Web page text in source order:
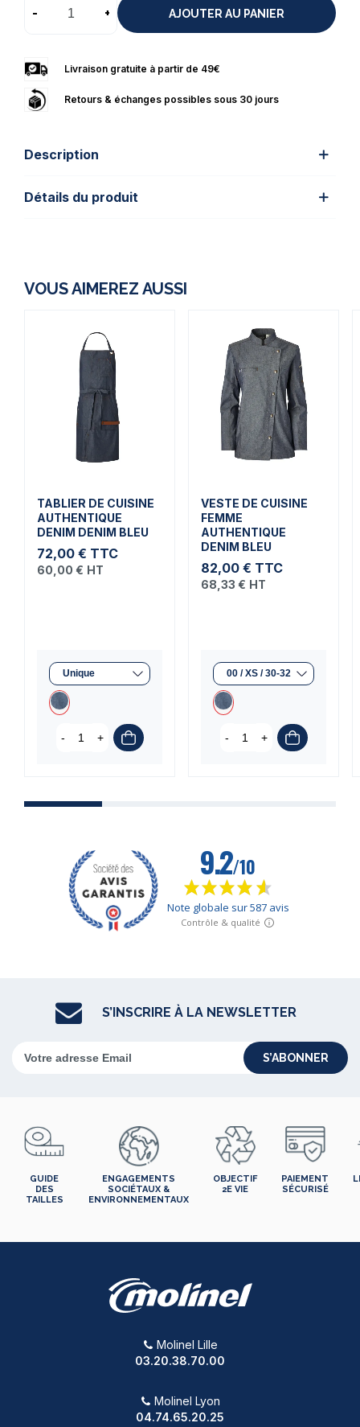
- + AJOUTER AU PANIER
Livraison gratuite à partir de 49€
Retours & échanges possibles sous 30 jours
Description
Détails du produit
VOUS AIMEREZ AUSSI
TABLIER DE CUISINE
AUTHENTIQUE
DENIM DENIM BLEU
72,00 € TTC
60,00 € HT
- +
VESTE DE CUISINE
FEMME
AUTHENTIQUE
DENIM BLEU
82,00 € TTC
68,33 € HT
- +
S’INSCRIRE À LA NEWSLETTER
S’ABONNER
GUIDE
DES
TAILLES
ENGAGEMENTS
SOCIÉTAUX &
ENVIRONNEMENTAUX
OBJECTIF
2E VIE
PAIEMENT
SÉCURISÉ
Molinel Lille
03.20.38.70.00
Molinel Lyon
04.74.65.20.25